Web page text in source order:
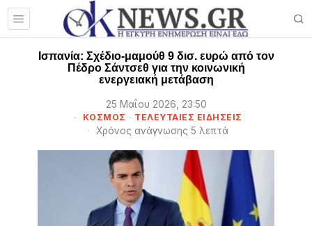
Ισπανία: Σχέδιο-μαμούθ 9 δισ. ευρώ από τον
Πέδρο Σάντσεθ για την κοινωνική
ενεργειακή μετάβαση
25 Μαΐου 2026, 23:50
ΚΟΣΜΟΣ · ΤΕΛΕΥΤΑΙΕΣ ΕΙΔΗΣΕΙΣ
Χρόνος ανάγνωσης 5 λεπτά